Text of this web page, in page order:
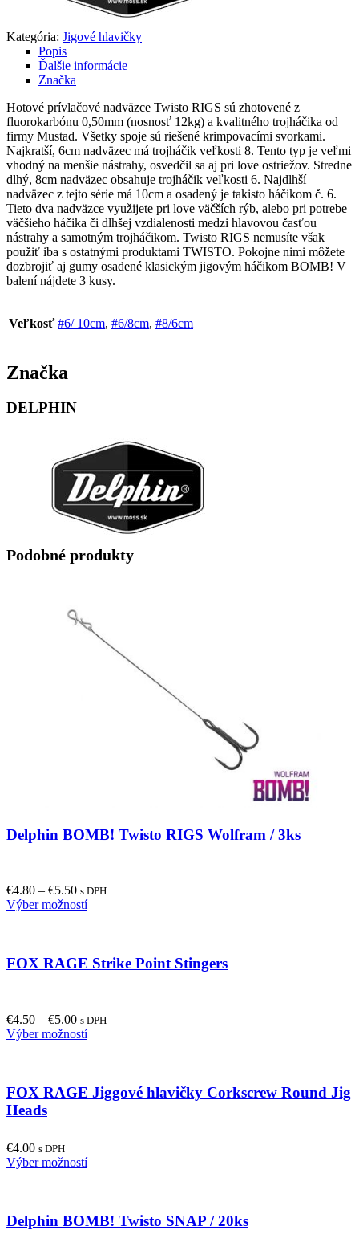
Kategória: Jigové hlavičky
Popis
Ďalšie informácie
Značka
Hotové prívlačové nadväzce Twisto RIGS sú zhotovené z
fluorokarbónu 0,50mm (nosnosť 12kg) a kvalitného trojháčika od
firmy Mustad. Všetky spoje sú riešené krimpovacími svorkami.
Najkratší, 6cm nadväzec má trojháčik veľkosti 8. Tento typ je veľmi
vhodný na menšie nástrahy, osvedčil sa aj pri love ostriežov. Stredne
dlhý, 8cm nadväzec obsahuje trojháčik veľkosti 6. Najdlhší
nadväzec z tejto série má 10cm a osadený je takisto háčikom č. 6.
Tieto dva nadväzce využijete pri love väčších rýb, alebo pri potrebe
väčšieho háčika či dlhšej vzdialenosti medzi hlavovou časťou
nástrahy a samotným trojháčikom. Twisto RIGS nemusíte však
použiť iba s ostatnými produktami TWISTO. Pokojne nimi môžete
dozbrojiť aj gumy osadené klasickým jigovým háčikom BOMB! V
balení nájdete 3 kusy.
Veľkosť #6/ 10cm, #6/8cm, #8/6cm
Značka
DELPHIN
Podobné produkty
Delphin BOMB! Twisto RIGS Wolfram / 3ks
€4.80 – €5.50 s DPH
Výber možnostíThis
variants.
be
chosen
page
FOX RAGE Strike Point Stingers
€4.50 – €5.00 s DPH
Výber možnostíThis
variants.
The
chosen
page
FOX RAGE Jiggové hlavičky Corkscrew Round Jig
Heads
€4.00 s DPH
Výber možnostíThis
variants.
Delphin BOMB! Twisto SNAP / 20ks